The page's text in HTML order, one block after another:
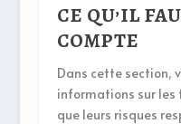
CE QU’IL
COMPTE
Dans cette section,
informations sur les
que leurs risques